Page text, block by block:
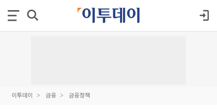
이투데이 금융 금융정책